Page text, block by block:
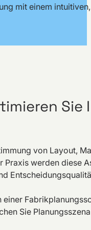
mit einem intuitiven,
Sie
von Layout,
Praxis werden diese
Sie